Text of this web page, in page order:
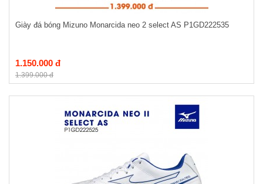
Giày đá bóng Mizuno Monarcida neo 2 select AS P1GD222535
1.150.000 đ
1.399.000 đ